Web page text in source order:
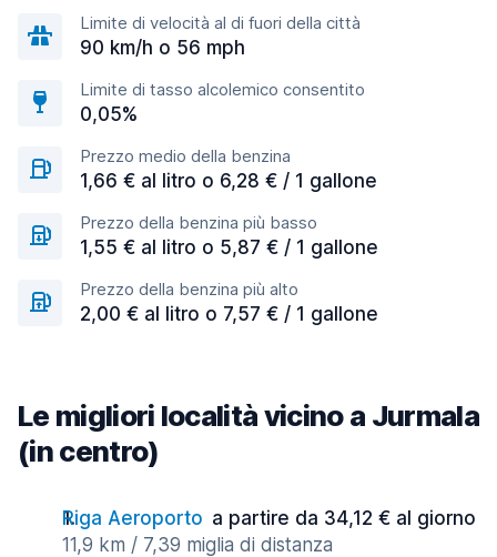
Limite di velocità al di fuori della città
90 km/h o 56 mph
Limite di tasso alcolemico consentito
0,05%
Prezzo medio della benzina
1,66 € al litro o 6,28 € / 1 gallone
Prezzo della benzina più basso
1,55 € al litro o 5,87 € / 1 gallone
Prezzo della benzina più alto
2,00 € al litro o 7,57 € / 1 gallone
Le migliori località vicino a Jurmala
(in centro)
Riga Aeroporto a partire da 34,12 € al giorno
11,9 km / 7,39 miglia di distanza